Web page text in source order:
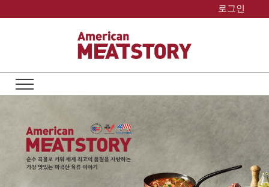
로그인